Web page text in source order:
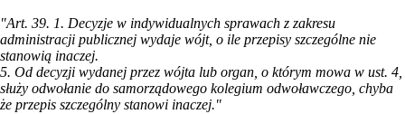
"Art. 39. 1. Decyzje w indywidualnych sprawach z zakresu
administracji publicznej wydaje wójt, o ile przepisy szczególne nie
stanowią inaczej.
5. Od decyzji wydanej przez wójta lub organ, o którym mowa w ust. 4,
służy odwołanie do samorządowego kolegium odwoławczego, chyba
że przepis szczególny stanowi inaczej."